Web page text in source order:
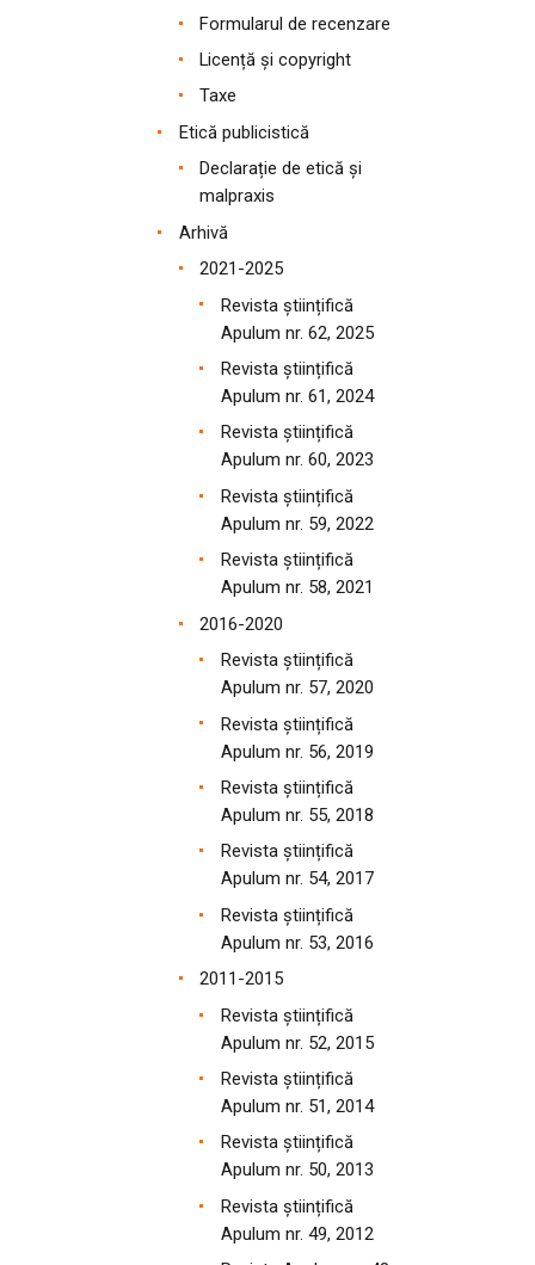
Formularul de recenzare
Licență și copyright
Taxe
Etică publicistică
Declarație de etică și
malpraxis
Arhivă
2021-2025
Revista științifică
Apulum nr. 62, 2025
Revista științifică
Apulum nr. 61, 2024
Revista științifică
Apulum nr. 60, 2023
Revista științifică
Apulum nr. 59, 2022
Revista științifică
Apulum nr. 58, 2021
2016-2020
Revista științifică
Apulum nr. 57, 2020
Revista științifică
Apulum nr. 56, 2019
Revista științifică
Apulum nr. 55, 2018
Revista științifică
Apulum nr. 54, 2017
Revista științifică
Apulum nr. 53, 2016
2011-2015
Revista științifică
Apulum nr. 52, 2015
Revista științifică
Apulum nr. 51, 2014
Revista științifică
Apulum nr. 50, 2013
Revista științifică
Apulum nr. 49, 2012